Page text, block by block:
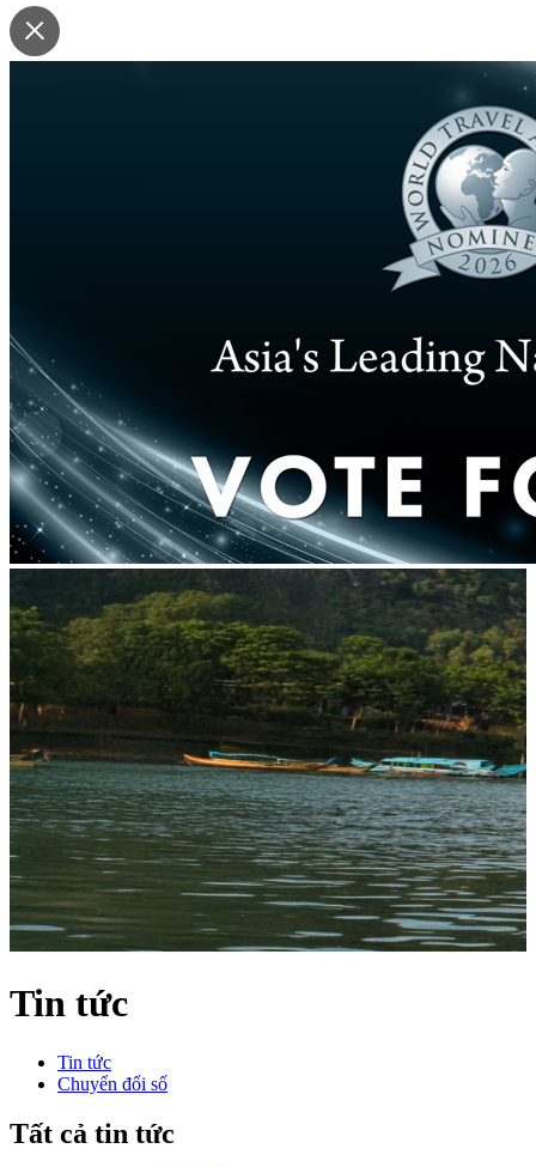
Tin tức
Tin tức
Chuyển đổi số
Tất cả tin tức